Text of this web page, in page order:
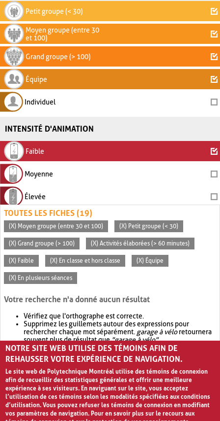
Petit groupe (< 30)
Moyen groupe (entre 30
et 100)
Grand groupe (> 100)
Équipe
Individuel
INTENSITÉ D'ANIMATION
Faible
Moyenne
Élevée
TOUTES LES FICHES (19)
(X) Moyen groupe (entre 30 et 100) (X) Petit groupe (< 30)
(X) Grand groupe (> 100) (X) Activités élaborées (> 60 minutes)
(X) Faible (X) En classe et hors classe (X) Équipe
(X) En plusieurs séances
Votre recherche n'a donné aucun résultat
Vérifiez que l'orthographe est correcte.
Supprimez les guillemets autour des expressions pour
rechercher chaque mot séparément. garage à véloretournera
souvent plus de résultat que"garage à vélo".
Envisagez d'élargir votre recherche avec OR.garage OR vélo
retournera souvent plus de résultat quegarage à vélo
NOTRE SITE WEB UTILISE DES TÉMOINS AFIN DE
REHAUSSER VOTRE EXPÉRIENCE DE NAVIGATION.
Le site web de Polytechnique Montréal utilise des témoins de connexion
afin de recueillir des statistiques générales et offrir une meilleure
expérience à ses visiteurs. En naviguant sur le site, vous acceptez
l’utilisation de ces témoins selon les modalités spécifiées aux conditions
d’utilisation. Vous pouvez refuser les témoins de connexion en modifiant
vos paramètres de navigation. Pour en savoir plus sur le recours aux